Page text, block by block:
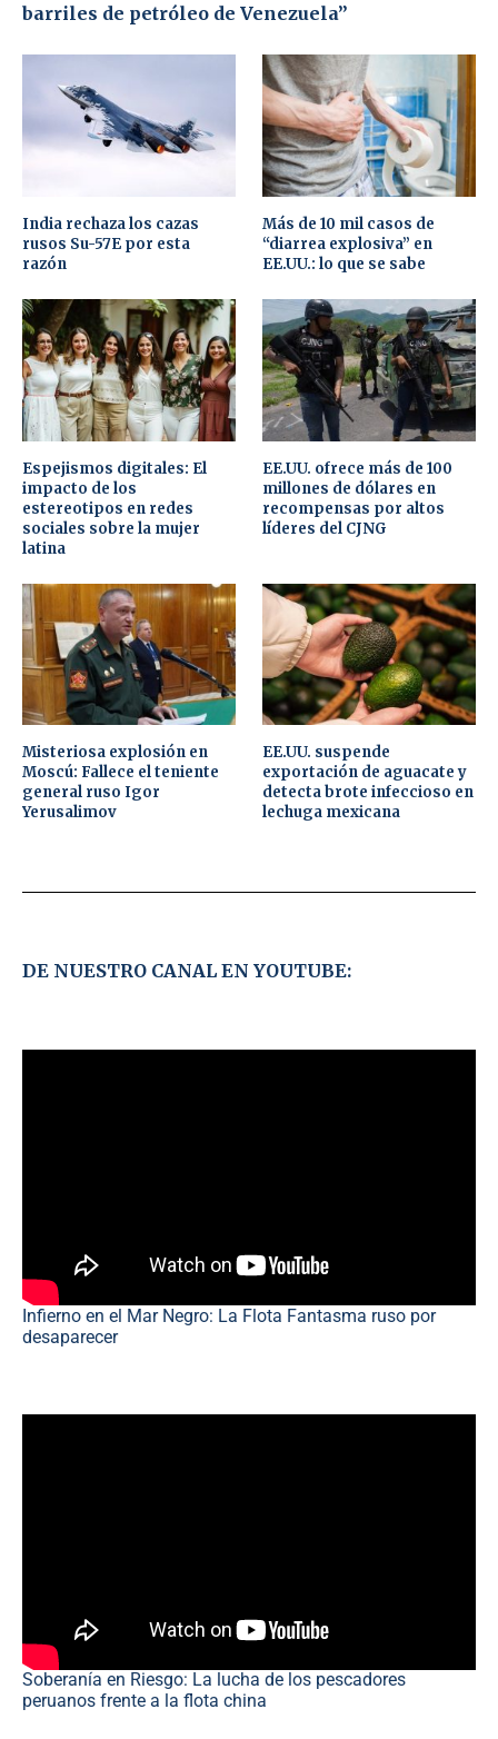
barriles de petróleo de Venezuela”
India rechaza los cazas
rusos Su-57E por esta
razón
Más de 10 mil casos de
“diarrea explosiva” en
EE.UU.: lo que se sabe
Espejismos digitales: El
impacto de los
estereotipos en redes
sociales sobre la mujer
latina
EE.UU. ofrece más de 100
millones de dólares en
recompensas por altos
líderes del CJNG
Misteriosa explosión en
Moscú: Fallece el teniente
general ruso Igor
Yerusalimov
EE.UU. suspende
exportación de aguacate y
detecta brote infeccioso en
lechuga mexicana
DE NUESTRO CANAL EN YOUTUBE:
Infierno en el Mar Negro: La Flota Fantasma ruso por
desaparecer
Soberanía en Riesgo: La lucha de los pescadores
peruanos frente a la flota china